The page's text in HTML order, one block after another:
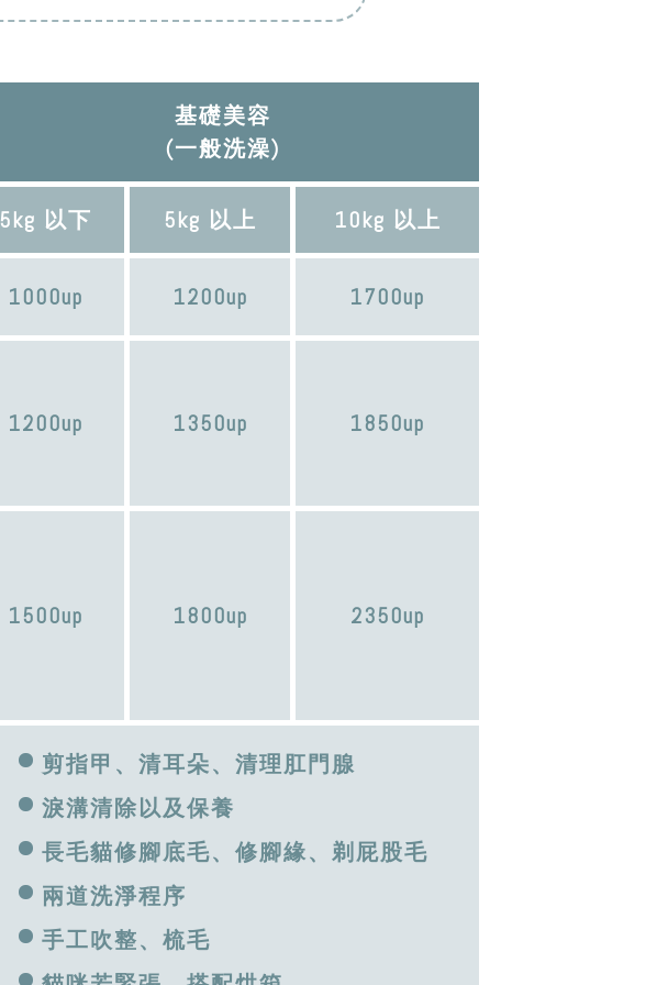
基礎美容
(一般洗澡)
5kg 以下 5kg 以上 10kg 以上
1000up 1200up 1700up
1200up 1350up 1850up
1500up 1800up 2350up
剪指甲、清耳朵、清理肛門腺
淚溝清除以及保養
長毛貓修腳底毛、修腳緣、剃屁股毛
兩道洗淨程序
手工吹整、梳毛